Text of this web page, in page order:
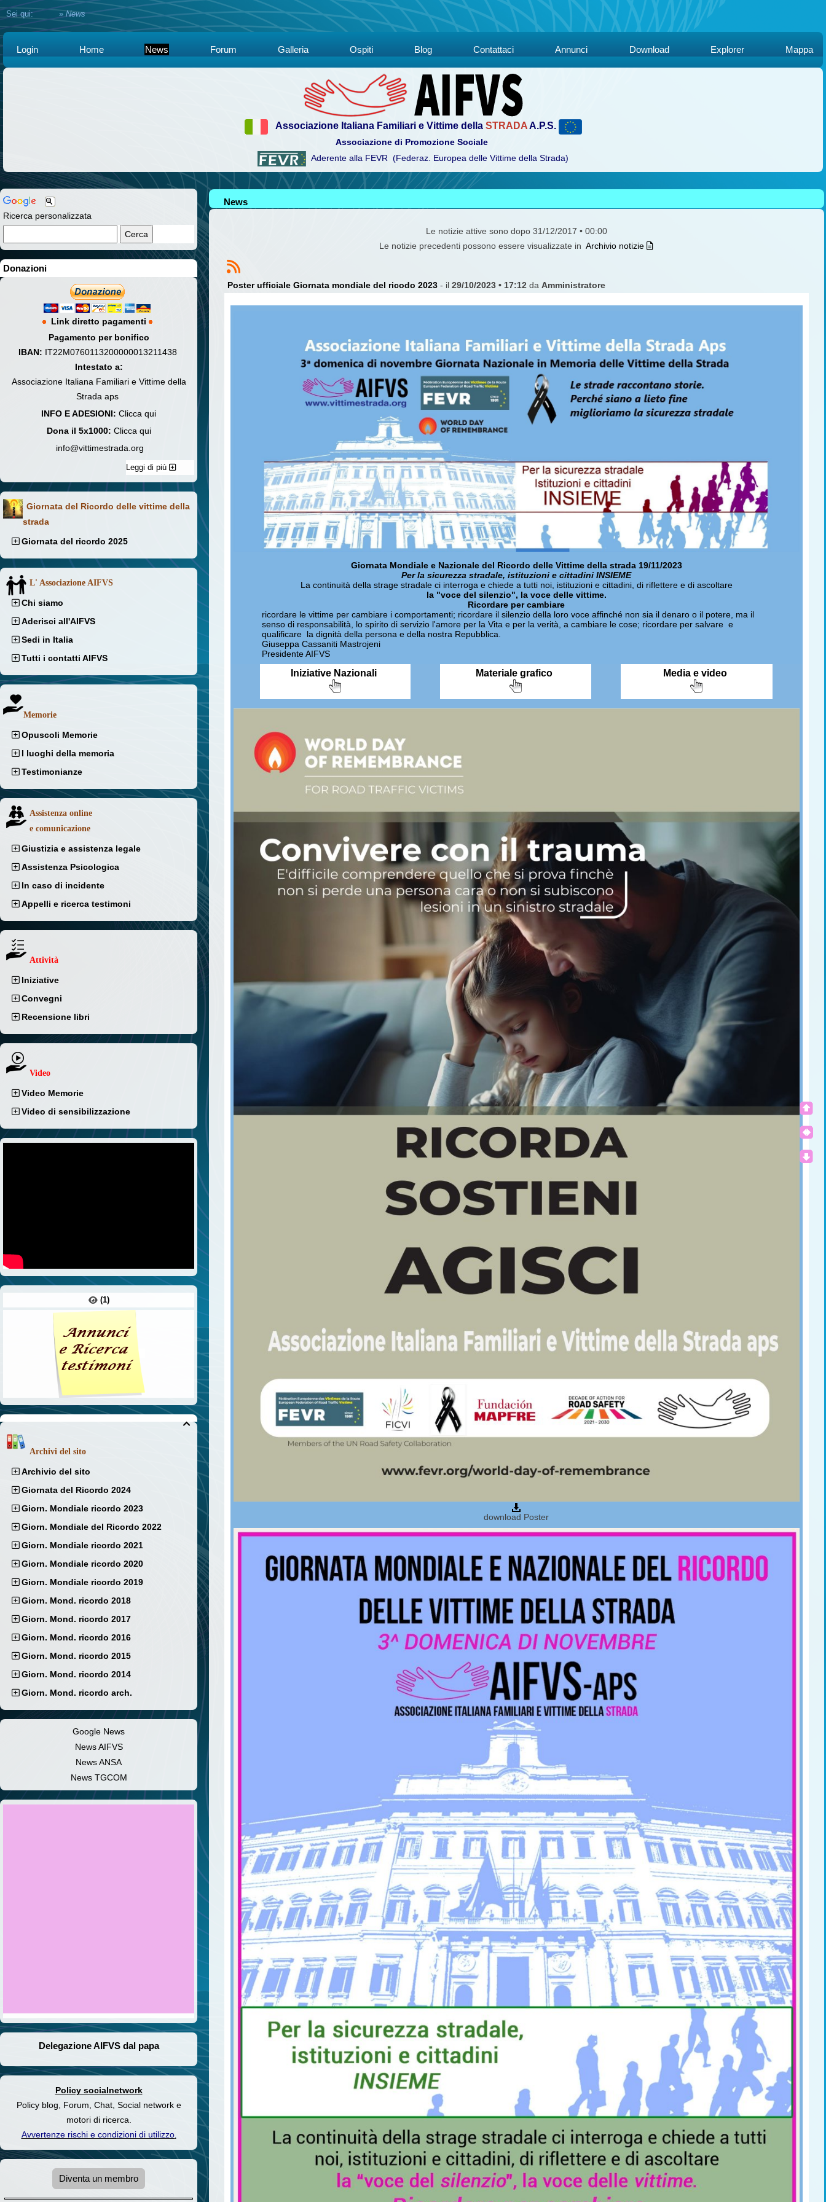
Sei qui:Home »News
Login Home News Forum Galleria Ospiti Blog Contattaci Annunci Download Explorer Mappa
Associazione Italiana Familiari e Vittime della STRADAA.P.S.
Associazione di Promozione Sociale
Aderente alla FEVR (Federaz. Europea delle Vittime della Strada)
Ricerca personalizzata
Donazioni
Link diretto pagamenti
Pagamento per bonifico
IBAN: IT22M0760113200000013211438
Intestato a:
Associazione Italiana Familiari e Vittime della
Strada aps
INFO E ADESIONI: Clicca qui
Dona il 5x1000: Clicca qui
info@vittimestrada.org
Leggi di più
Giornata del Ricordo delle vittime della
strada
Giornata del ricordo 2025
L' Associazione AIFVS
Chi siamo
Aderisci all'AIFVS
Sedi in Italia
Tutti i contatti AIFVS
Memorie
Opuscoli Memorie
I luoghi della memoria
Testimonianze
Assistenza online
e comunicazione
Giustizia e assistenza legale
Assistenza Psicologica
In caso di incidente
Appelli e ricerca testimoni
Attività
Iniziative
Convegni
Recensione libri
Video
Video Memorie
Video di sensibilizzazione
(1)

Archivi del sito
Archivio del sito
Giornata del Ricordo 2024
Giorn. Mondiale ricordo 2023
Giorn. Mondiale del Ricordo 2022
Giorn. Mondiale ricordo 2021
Giorn. Mondiale ricordo 2020
Giorn. Mondiale ricordo 2019
Giorn. Mond. ricordo 2018
Giorn. Mond. ricordo 2017
Giorn. Mond. ricordo 2016
Giorn. Mond. ricordo 2015
Giorn. Mond. ricordo 2014
Giorn. Mond. ricordo arch.
Google News
News AIFVS
News ANSA
News TGCOM
Delegazione AIFVS dal papa
Policy socialnetwork
Policy blog, Forum, Chat, Social network e
motori di ricerca.
Avvertenze rischi e condizioni di utilizzo.
Diventa un membro
News
Le notizie attive sono dopo 31/12/2017 • 00:00
Le notizie precedenti possono essere visualizzate in Archivio notizie
Poster ufficiale Giornata mondiale del ricodo 2023 - il 29/10/2023 • 17:12 da Amministratore
Giornata Mondiale e Nazionale del Ricordo delle Vittime della strada 19/11/2023
Per la sicurezza stradale, istituzioni e cittadini INSIEME
La continuità della strage stradale ci interroga e chiede a tutti noi, istituzioni e cittadini, di riflettere e di ascoltare
la "voce del silenzio", la voce delle vittime.
Ricordare per cambiare
ricordare le vittime per cambiare i comportamenti; ricordare il silenzio della loro voce affinché non sia il denaro o il potere, ma il
senso di responsabilità, lo spirito di servizio l'amore per la Vita e per la verità, a cambiare le cose; ricordare per salvare e
qualificare la dignità della persona e della nostra Repubblica.
Giuseppa Cassaniti Mastrojeni
Presidente AIFVS
Iniziative Nazionali Materiale grafico Media e video
download Poster